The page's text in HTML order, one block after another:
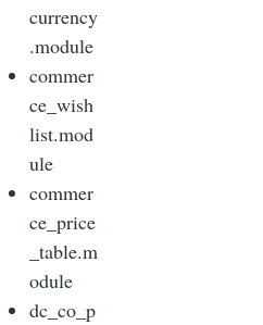
currency
.module
commer
ce_wish
list.mod
ule
commer
ce_price
_table.m
odule
dc_co_p